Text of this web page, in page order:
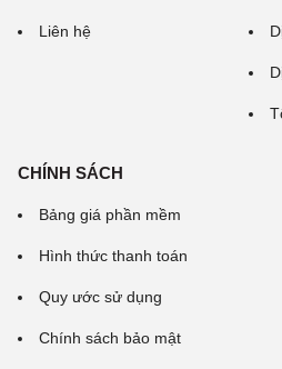
Liên hệ
CHÍNH SÁCH
Bảng giá phần mềm
Hình thức thanh toán
Quy ước sử dụng
Chính sách bảo mật